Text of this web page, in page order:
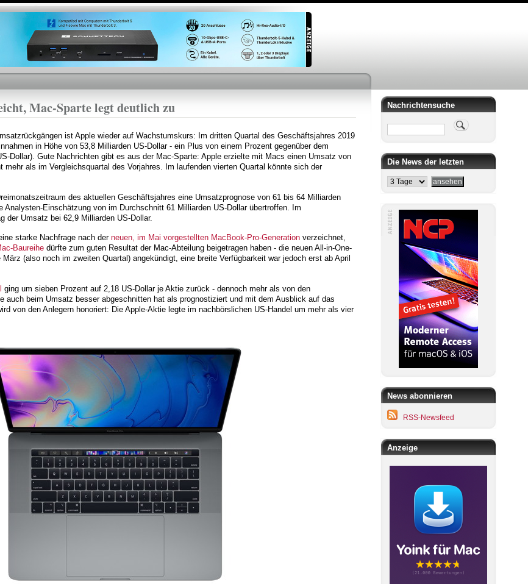
Direkt
zum
Inhalt
Mac-Sparte legt deutlich zu
ist Apple wieder auf Wachstumskurs: Im dritten Quartal des Geschäftsjahres 2019
in Höhe von 53,8 Milliarden US-Dollar - ein Plus von einem Prozent gegenüber dem
Dollar). Gute Nachrichten gibt es aus der Mac-Sparte: Apple erzielte mit Macs einen Umsatz von
mehr als im Vergleichsquartal des Vorjahres. Im laufenden vierten Quartal könnte sich der
des aktuellen Geschäftsjahres eine Umsatzprognose von 61 bis 64 Milliarden
Analysten-Einschätzung von im Durchschnitt 61 Milliarden US-Dollar übertroffen. Im
der Umsatz bei 62,9 Milliarden US-Dollar.
starke Nachfrage nach derneuen, im Mai vorgestellten MacBook-Pro-Generation verzeichnet,
Baureihe dürfte zum guten Resultat der Mac-Abteilung beigetragen haben - die neuen All-in-One-
(also noch im zweiten Quartal) angekündigt, eine breite Verfügbarkeit war jedoch erst ab April
ging um sieben Prozent auf 2,18 US-Dollar je Aktie zurück - dennoch mehr als von den
auch beim Umsatz besser abgeschnitten hat als prognostiziert und mit dem Ausblick auf das
von den Anlegern honoriert: Die Apple-Aktie legte im nachbörslichen US-Handel um mehr als vier
Nachrichtensuche
Suche
Die News der letzten
News abonnieren
RSS-Newsfeed
Anzeige